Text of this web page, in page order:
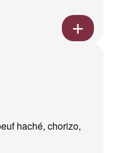
haché, chorizo,